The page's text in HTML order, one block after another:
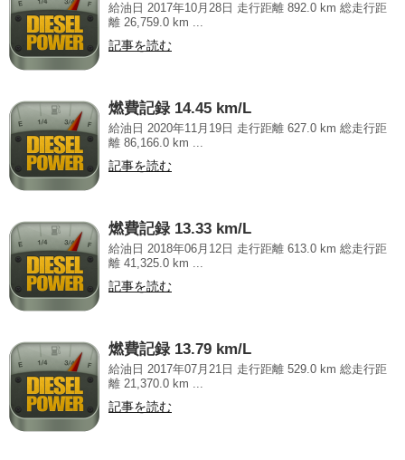
給油日 2017年10月28日 走行距離 892.0 km 総走行距
離 26,759.0 km ...
記事を読む
燃費記録 14.45 km/L
給油日 2020年11月19日 走行距離 627.0 km 総走行距
離 86,166.0 km ...
記事を読む
燃費記録 13.33 km/L
給油日 2018年06月12日 走行距離 613.0 km 総走行距
離 41,325.0 km ...
記事を読む
燃費記録 13.79 km/L
給油日 2017年07月21日 走行距離 529.0 km 総走行距
離 21,370.0 km ...
記事を読む